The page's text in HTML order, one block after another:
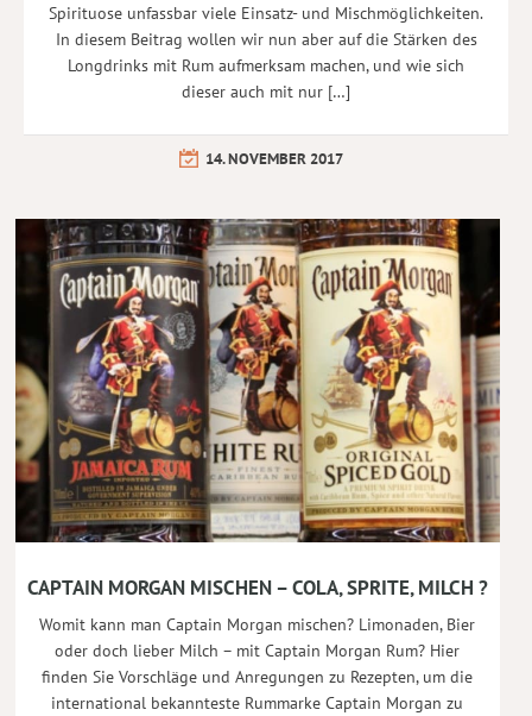
Spirituose unfassbar viele Einsatz- und Mischmöglichkeiten.
In diesem Beitrag wollen wir nun aber auf die Stärken des
Longdrinks mit Rum aufmerksam machen, und wie sich
dieser auch mit nur […]
14. NOVEMBER 2017
CAPTAIN MORGAN MISCHEN – COLA, SPRITE, MILCH ?
Womit kann man Captain Morgan mischen? Limonaden, Bier
oder doch lieber Milch – mit Captain Morgan Rum? Hier
finden Sie Vorschläge und Anregungen zu Rezepten, um die
international bekannteste Rummarke Captain Morgan zu